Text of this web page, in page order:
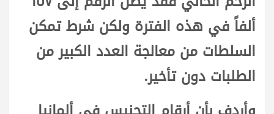
ألفاً في هذه الفترة ولكن شرط تمكن
السلطات من معالجة العدد الكبير من
الطلبات دون تأخير.